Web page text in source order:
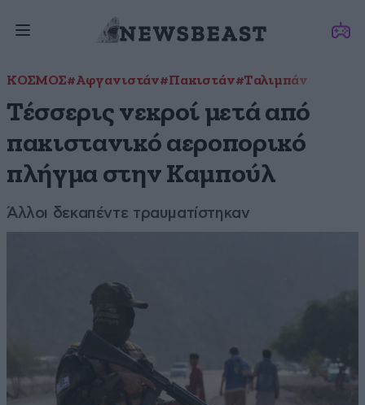
ΚΟΣΜΟΣ#Αφγανιστάν#Πακιστάν#Ταλιμπάν
Τέσσερις νεκροί μετά από
πακιστανικό αεροπορικό
πλήγμα στην Καμπούλ
Άλλοι δεκαπέντε τραυματίστηκαν